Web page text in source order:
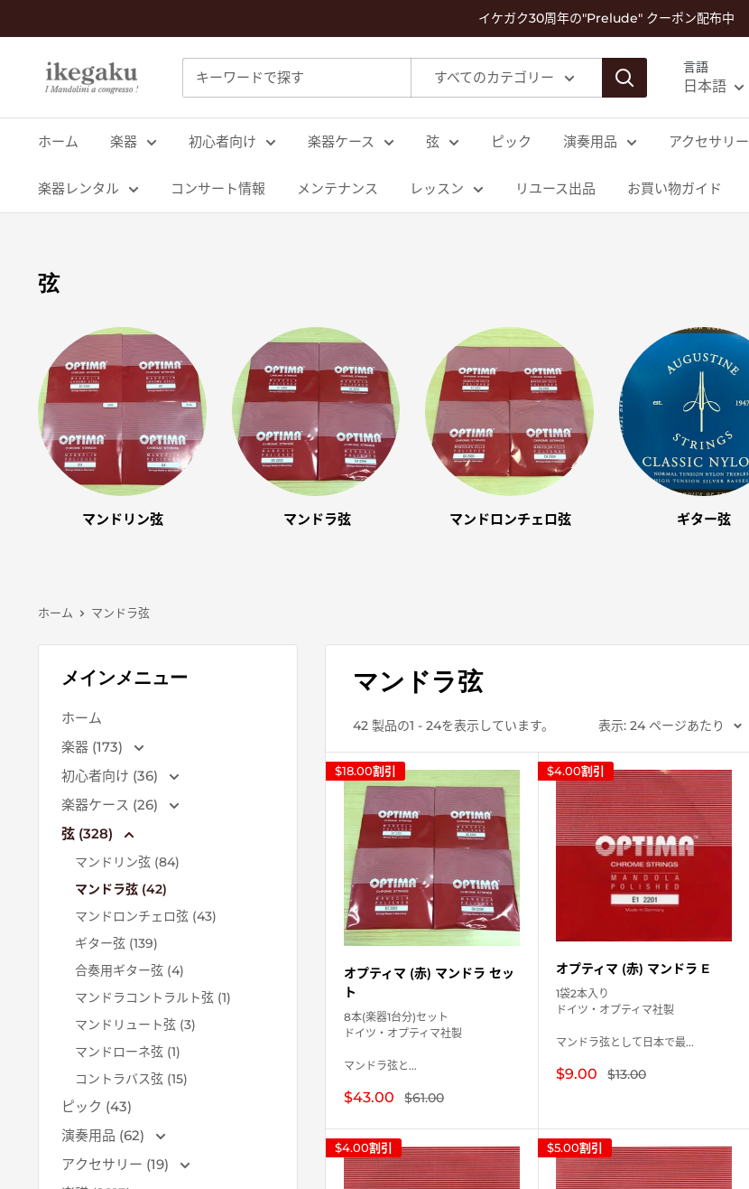
ン
ッ
イケガク30周年の"Prelude" クーポン配布中
Mandolin
&
Guitar
Shop
すべてのカテゴリー
言語
日本語
ホーム 楽器 初心者向け 楽器ケース 弦 ピック 演奏用品 アクセサリー
楽器レンタル コンサート情報 メンテナンス レッスン リユース出品 お買い物ガイド
弦
マンドリン弦 マンドラ弦 マンドロンチェロ弦 ギター弦
ホーム マンドラ弦
メインメニュー
ホーム
楽器 (173)
初心者向け (36)
楽器ケース (26)
弦 (328)
マンドリン弦 (84)
マンドラ弦 (42)
マンドロンチェロ弦 (43)
ギター弦 (139)
合奏用ギター弦 (4)
マンドラコントラルト弦 (1)
マンドリュート弦 (3)
マンドローネ弦 (1)
コントラバス弦 (15)
ピック (43)
演奏用品 (62)
アクセサリー (19)
マンドラ弦
42 製品の1 - 24を表示しています。 表示: 24 ページあたり
$18.00割引
オプティマ (赤) マンドラ セッ
ト
8本(楽器1台分)セット
ドイツ・オプティマ社製
マンドラ弦と...
販
価
格
$43.00 通
常
格
$61.00
$4.00割引
オプティマ (赤) マンドラ E
1袋2本入り
ドイツ・オプティマ社製
マンドラ弦として日本で最...
販
$9.00 通
常
$13.00
$4.00割引 $5.00割引